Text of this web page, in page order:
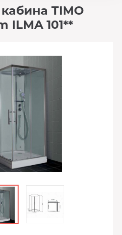
TIMO
ILMA 101**